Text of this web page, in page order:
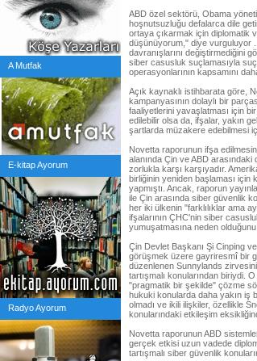
A Mutfak
E-kitap Ayorum
Radyo Ayorum
ABD özel sektörü, Obama
hoşnutsuzluğu defalarca dile
ortaya çıkarmak için diplomatik
düşünüyorum," diye vurguluyor .
davranışlarını değiştirmediğini
siber casusluk suçlamasıyla
operasyonlarının kapsamını
Açık kaynaklı istihbarata göre,
kampanyasının dolaylı bir
faaliyetlerini yavaşlatması için
edilebilir olsa da, ifşalar, yakın
şartlarda müzakere edebilmesi
Novetta raporunun ifşa
alanında Çin ve ABD
zorlukla karşı karşıyadır.
birliğinin yeniden başlaması için
yapmıştı. Ancak, raporun
ile Çin arasında siber güvenlik
her iki ülkenin "farklılıklar ama
ifşalarının ÇHC'nin siber
yumuşatmasına neden
Çin Devlet Başkanı Şi Cinping
görüşmek üzere gayriresmî bir
düzenlenen Sunnylands
tartışmalı konularından biriydi.
"pragmatik bir şekilde" çözme
hukuki konularda daha yakın iş
olmadı ve ikili ilişkiler, özellikle
konularındaki etkileşim
Novetta raporunun ABD
gerçek etkisi uzun vadede
tartışmalı siber güvenlik